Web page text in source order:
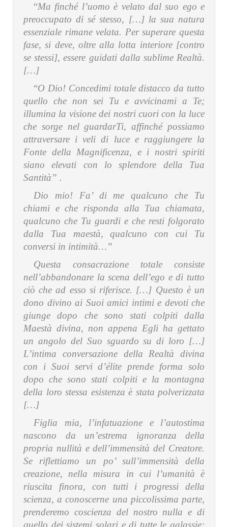
“Ma finché l’uomo è velato dal suo ego e
preoccupato di sé stesso, […] la sua natura
essenziale rimane velata. Per superare questa
fase, si deve, oltre alla lotta interiore [contro
se stessi], essere guidati dalla sublime Realtà.
[…]
“O Dio! Concedimi totale distacco da tutto
quello che non sei Tu e avvicinami a Te;
illumina la visione dei nostri cuori con la luce
che sorge nel guardarTi, affinché possiamo
attraversare i veli di luce e raggiungere la
Fonte della Magnificenza, e i nostri spiriti
siano elevati con lo splendore della Tua
Santità” .
Dio mio! Fa’ di me qualcuno che Tu
chiami e che risponda alla Tua chiamata,
qualcuno che Tu guardi e che resti folgorato
dalla Tua maestà, qualcuno con cui Tu
conversi in intimità…”
Questa consacrazione totale consiste
nell’abbandonare la scena dell’ego e di tutto
ciò che ad esso si riferisce. […] Questo è un
dono divino ai Suoi amici intimi e devoti che
giunge dopo che sono stati colpiti dalla
Maestà divina, non appena Egli ha gettato
un angolo del Suo sguardo su di loro […]
L’intima conversazione della Realtà divina
con i Suoi servi d’élite prende forma solo
dopo che sono stati colpiti e la montagna
della loro stessa esistenza è stata polverizzata
[…]
Figlia mia, l’infatuazione e l’autostima
nascono da un’estrema ignoranza della
propria nullità e dell’immensità del Creatore.
Se riflettiamo un po’ sull’immensità della
creazione, nella misura in cui l’umanità è
riuscita finora, con tutti i progressi della
scienza, a conoscerne una piccolissima parte,
prenderemo coscienza del nostro nulla e di
quello dei sistemi solari e di tutte le galassie;